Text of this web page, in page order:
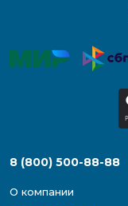
8 (800) 500-88-88
О компании